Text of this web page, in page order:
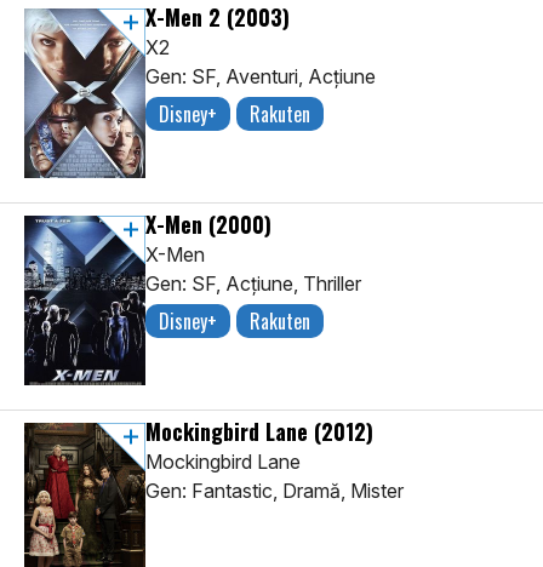
X-Men 2 (2003)
X2
Gen: SF, Aventuri, Acţiune
Disney+ Rakuten
X-Men (2000)
X-Men
Gen: SF, Acţiune, Thriller
Disney+ Rakuten
Mockingbird Lane (2012)
Mockingbird Lane
Gen: Fantastic, Dramă, Mister